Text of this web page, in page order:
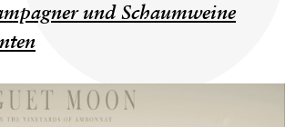
und Schaumweine